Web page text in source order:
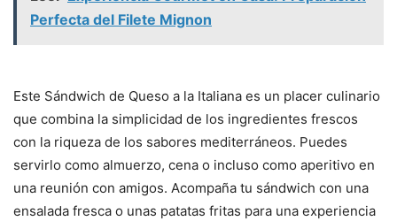
Perfecta del Filete Mignon
Este Sándwich de Queso a la Italiana es un placer culinario
que combina la simplicidad de los ingredientes frescos
con la riqueza de los sabores mediterráneos. Puedes
servirlo como almuerzo, cena o incluso como aperitivo en
una reunión con amigos. Acompaña tu sándwich con una
ensalada fresca o unas patatas fritas para una experiencia